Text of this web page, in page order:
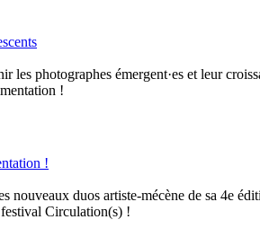
les photographes émergent·es et leur
!
nouveaux duos artiste-mécène de sa 4e